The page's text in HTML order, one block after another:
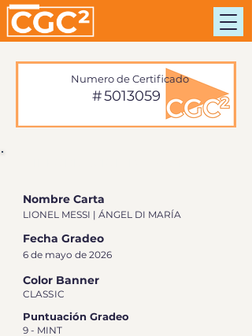
5013059
Numero de Certificado
#
Nombre Carta
LIONEL MESSI | ÁNGEL DI MARÍA
Fecha Gradeo
6 de mayo de 2026
Color Banner
CLASSIC
Puntuación Gradeo
9 - MINT